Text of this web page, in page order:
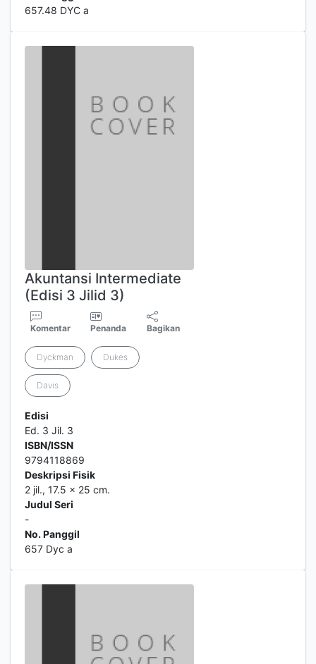
657.48 DYC a
Akuntansi Intermediate
(Edisi 3 Jilid 3)
Komentar Penanda Bagikan
Dyckman Dukes
Davis
Edisi
Ed. 3 Jil. 3
ISBN/ISSN
9794118869
Deskripsi Fisik
2 jil., 17.5 x 25 cm.
Judul Seri
-
No. Panggil
657 Dyc a